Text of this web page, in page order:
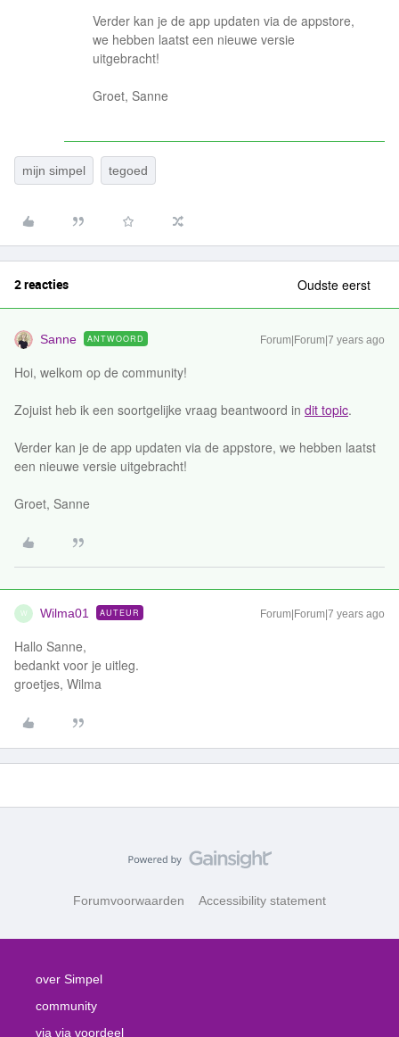
Verder kan je de app updaten via de appstore,
we hebben laatst een nieuwe versie
uitgebracht!
Groet, Sanne
mijn simpel tegoed
2 reacties Oudste eerst
Sanne ANTWOORD Forum|Forum|7 years ago
Hoi, welkom op de community!
Zojuist heb ik een soortgelijke vraag beantwoord in dit topic.
Verder kan je de app updaten via de appstore, we hebben laatst
een nieuwe versie uitgebracht!
Groet, Sanne
W Wilma01 AUTEUR Forum|Forum|7 years ago
Hallo Sanne,
bedankt voor je uitleg.
groetjes, Wilma
Forumvoorwaarden Accessibility statement
over Simpel
community
via via voordeel